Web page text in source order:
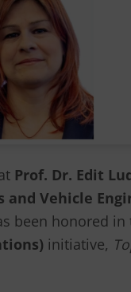
Prof. Dr. Edit
Vehicle
been honored in
initiative,